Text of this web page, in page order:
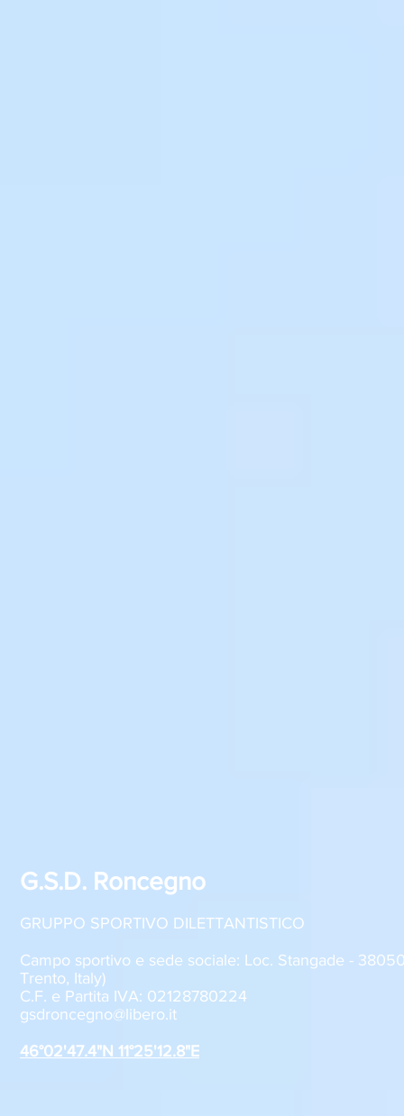
G.S.D. Roncegno
GRUPPO SPORTIVO DILETTANTISTICO
Campo sportivo e sede sociale: Loc. Stangade -
Trento, Italy)
C.F. e Partita IVA: 02128780224
gsdroncegno@libero.it
46°02'47.4"N 11°25'12.8"E